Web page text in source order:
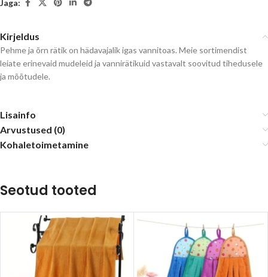
Jaga:
Kirjeldus
Pehme ja õrn rätik on hädavajalik igas vannitoas. Meie sortimendist
leiate erinevaid mudeleid ja vannirätikuid vastavalt soovitud tihedusele
ja mõõtudele.
Lisainfo
Arvustused (0)
Kohaletoimetamine
Seotud tooted